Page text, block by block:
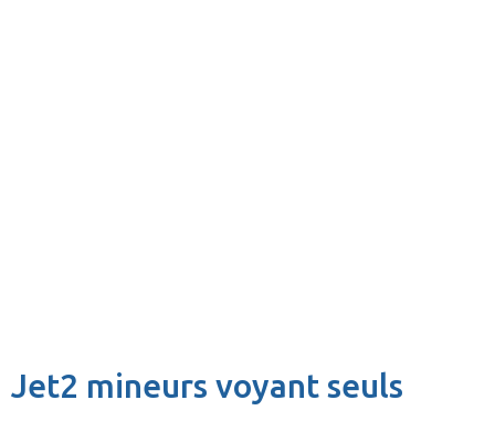
Jet2 mineurs voyant seuls